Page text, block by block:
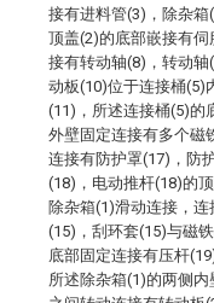
接有进料管(3)，除杂
顶盖(2)的底部嵌接有
接有转动轴(8)，转动
动板(10)位于连接桶(5)
(11)，所述连接桶(5)的
外壁固定连接有多个磁
连接有防护罩(17)，防
(18)，电动推杆(18)的
除杂箱(1)滑动连接，
(15)，刮环套(15)与磁
底部固定连接有压杆
所述除杂箱(1)的两侧